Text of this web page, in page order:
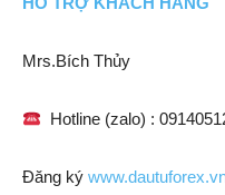
Mrs.Bích Thủy
Hotline (zalo) :
Đăng ký